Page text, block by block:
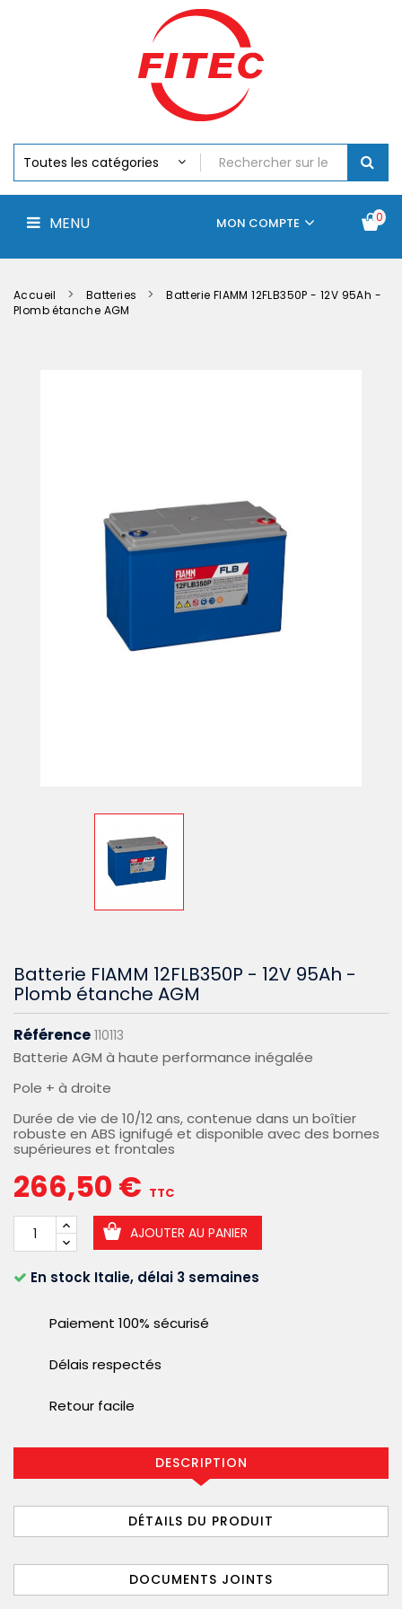
MENU 0
MON COMPTE
Chargeurs
Accus
Perceuse,
Visseuse
Batteries
Accueil Batteries
Batterie FIAMM 12FLB350P - 12V 95Ah -
Plomb étanche AGM
Batterie FIAMM 12FLB350P - 12V 95Ah -
Plomb étanche AGM
Référence 110113
Batterie AGM à haute performance inégalée
Pole + à droite
Durée de vie de 10/12 ans, contenue dans un boîtier
robuste en ABS ignifugé et disponible avec des bornes
supérieures et frontales
266,50 € TTC
AJOUTER AU PANIER
En stock Italie, délai 3 semaines
Paiement 100% sécurisé
Délais respectés
Retour facile
DESCRIPTION
DÉTAILS DU PRODUIT
DOCUMENTS JOINTS